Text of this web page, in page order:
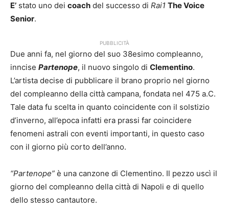
E’ stato uno dei coach del successo di Rai1 The Voice
Senior.
PUBBLICITÀ
Due anni fa, nel giorno del suo 38esimo compleanno,
inncise Partenope, il nuovo singolo di Clementino.
L’artista decise di pubblicare il brano proprio nel giorno
del compleanno della città campana, fondata nel 475 a.C.
Tale data fu scelta in quanto coincidente con il solstizio
d’inverno, all’epoca infatti era prassi far coincidere
fenomeni astrali con eventi importanti, in questo caso
con il giorno più corto dell’anno.
“Partenope” è una canzone di Clementino. Il pezzo uscì il
giorno del compleanno della città di Napoli e di quello
dello stesso cantautore.